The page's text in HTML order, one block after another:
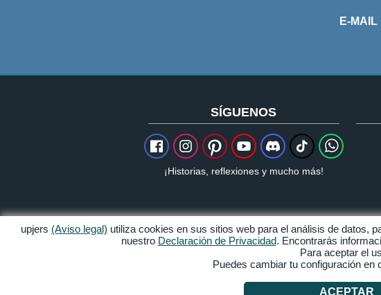
E-MAIL
SÍGUENOS
¡Historias, reflexiones y mucho más!
Aviso legal
upjers (Aviso legal) utiliza cookies en sus sitios web para el análisis de datos,
nuestro Declaración de Privacidad. Encontrarás
Para aceptar el
Puedes cambiar tu configuración en
ACEPTAR